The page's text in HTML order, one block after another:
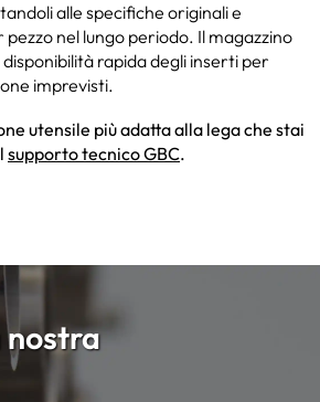
alle specifiche originali e
nel lungo periodo. Il magazzino
rapida degli inserti per
imprevisti.
utensile più adatta alla lega che stai
supporto tecnico GBC.
nostra